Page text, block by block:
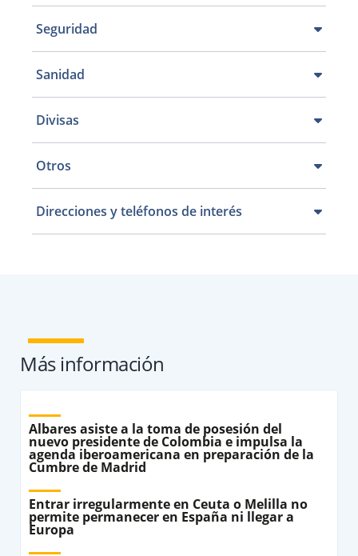
Seguridad
Sanidad
Divisas
Otros
Direcciones y teléfonos de interés
Más información
Albares asiste a la toma de posesión del
nuevo presidente de Colombia e impulsa la
agenda iberoamericana en preparación de la
Cumbre de Madrid
Entrar irregularmente en Ceuta o Melilla no
permite permanecer en España ni llegar a
Europa